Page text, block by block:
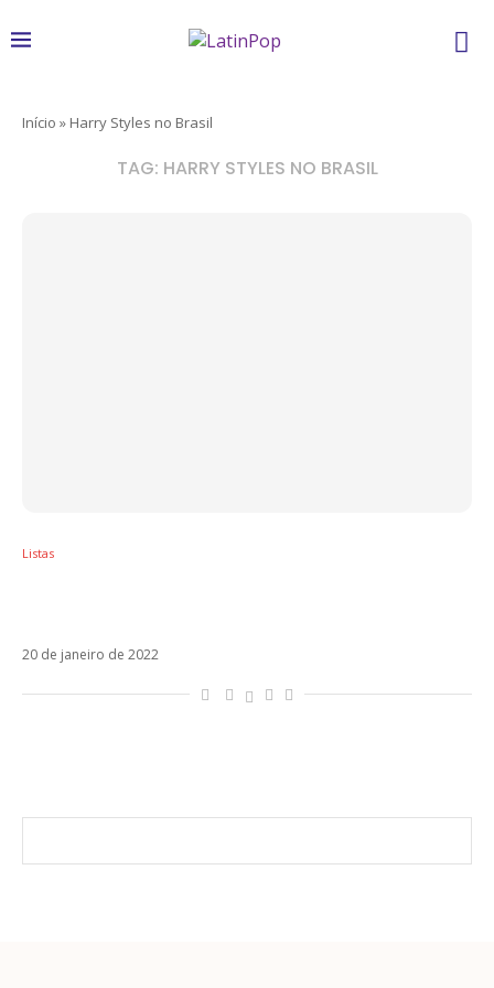
Início » Harry Styles no Brasil
TAG: HARRY STYLES NO BRASIL
Listas
20 de janeiro de 2022